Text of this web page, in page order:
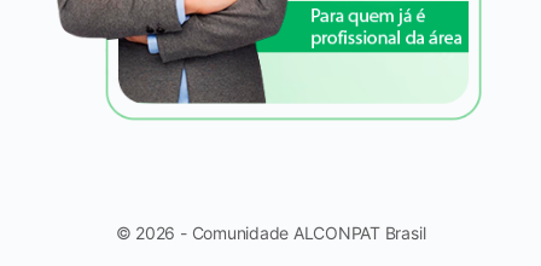
© 2026 - Comunidade ALCONPAT Brasil